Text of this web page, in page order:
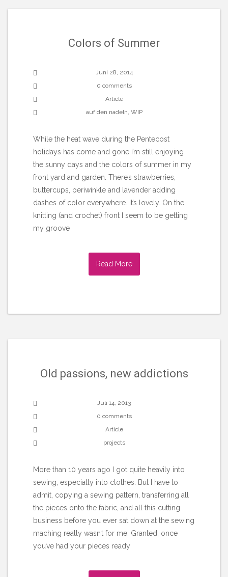
Colors of Summer
Juni 28, 2014
0 comments
Article
auf den nadeln, WIP
While the heat wave during the Pentecost
holidays has come and gone I’m still enjoying
the sunny days and the colors of summer in my
front yard and garden. There’s strawberries,
buttercups, periwinkle and lavender adding
dashes of color everywhere. It’s lovely. On the
knitting (and crochet) front I seem to be getting
my groove
Read More
Old passions, new addictions
Juli 14, 2013
0 comments
Article
projects
More than 10 years ago I got quite heavily into
sewing, especially into clothes. But I have to
admit, copying a sewing pattern, transferring all
the pieces onto the fabric, and all this cutting
business before you ever sat down at the sewing
maching really wasn’t for me. Granted, once
you’ve had your pieces ready